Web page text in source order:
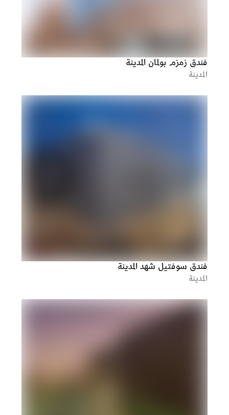
فندق زمزم بولمان المدينة
المدينة
⁠فندق سوفتيل شهد المدينة
المدينة